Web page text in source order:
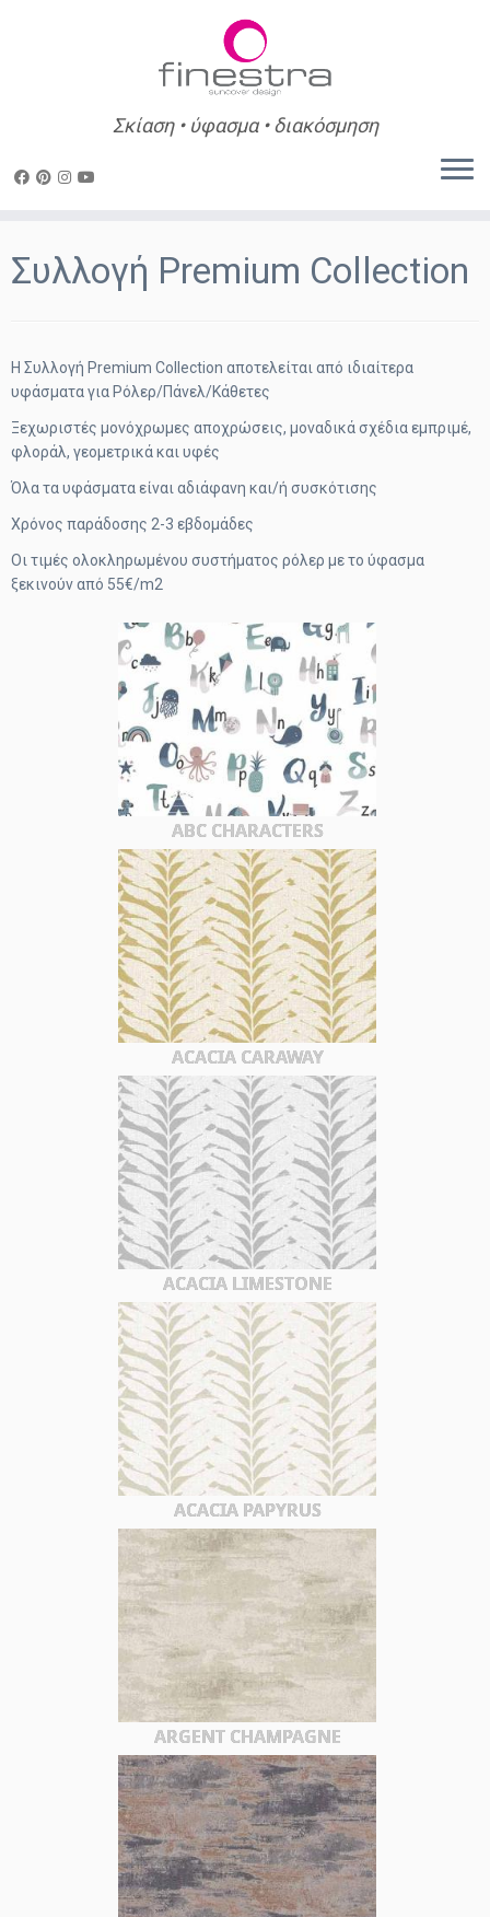
to
content
Σκίαση • ύφασμα • διακόσμηση
Συλλογή Premium Collection
Η Συλλογή Premium Collection αποτελείται από ιδιαίτερα
υφάσματα για Ρόλερ/Πάνελ/Κάθετες
Ξεχωριστές μονόχρωμες αποχρώσεις, μοναδικά σχέδια εμπριμέ,
φλοράλ, γεομετρικά και υφές
Όλα τα υφάσματα είναι αδιάφανη και/ή συσκότισης
Χρόνος παράδοσης 2-3 εβδομάδες
Οι τιμές ολοκληρωμένου συστήματος ρόλερ με το ύφασμα
ξεκινούν από 55€/m2
ABC CHARACTERS
ACACIA CARAWAY
ACACIA LIMESTONE
ACACIA PAPYRUS
ARGENT CHAMPAGNE